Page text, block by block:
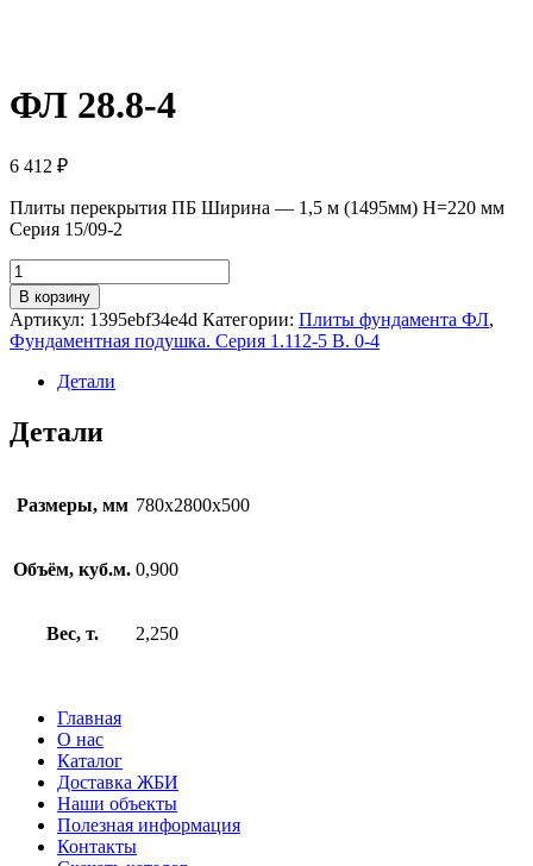
ФЛ 28.8-4
6 412 ₽
Плиты перекрытия ПБ Ширина — 1,5 м (1495мм) H=220 мм
Серия 15/09-2
Количество
товара
ФЛ
28.8-
4
В корзину
Артикул: 1395ebf34e4d Категории: Плиты фундамента ФЛ,
Фундаментная подушка. Серия 1.112-5 В. 0-4
Детали
Детали
Размеры, мм 780х2800х500
Объём, куб.м. 0,900
Вес, т. 2,250
Главная
О нас
Каталог
Доставка ЖБИ
Наши объекты
Полезная информация
Контакты